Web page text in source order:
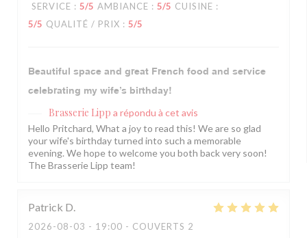
SERVICE : 5/5 AMBIANCE : 5/5 CUISINE :
5/5 QUALITÉ / PRIX : 5/5
Beautiful space and great French food and service
celebrating my wife’s birthday!
Brasserie Lipp a répondu à cet avis
Hello Pritchard, What a joy to read this! We are so glad
your wife's birthday turned into such a memorable
evening. We hope to welcome you both back very soon!
The Brasserie Lipp team!
Patrick D
2026-08-03 - 19:00 - COUVERTS 2